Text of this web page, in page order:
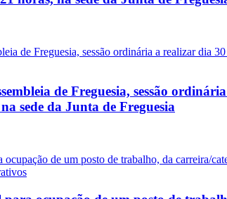
de Freguesia, sessão
sede da Junta de Freguesia